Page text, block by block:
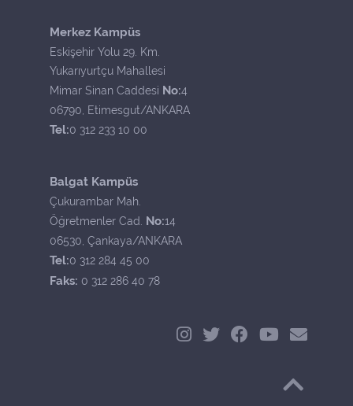
Merkez Kampüs
Eskişehir Yolu 29. Km.
Yukarıyurtçu Mahallesi
Mimar Sinan Caddesi No:4
06790, Etimesgut/ANKARA
Tel:0 312 233 10 00
Balgat Kampüs
Çukurambar Mah.
Öğretmenler Cad. No:14
06530, Çankaya/ANKARA
Tel:0 312 284 45 00
Faks: 0 312 286 40 78